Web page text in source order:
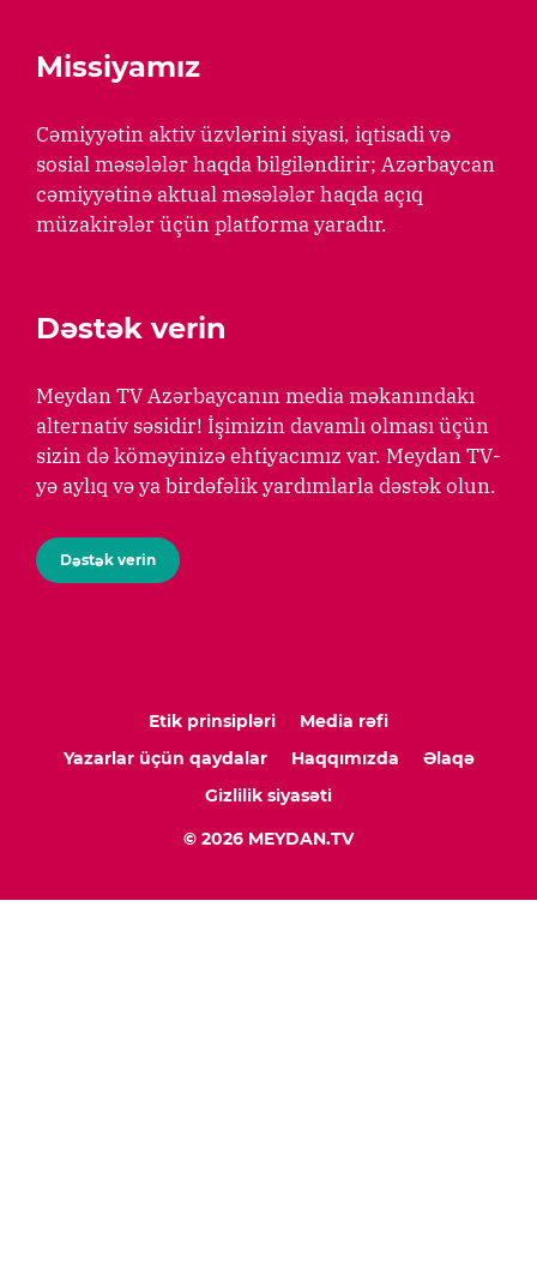
Missiyamız
Cəmiyyətin aktiv üzvlərini siyasi, iqtisadi və
sosial məsələlər haqda bilgiləndirir; Azərbaycan
cəmiyyətinə aktual məsələlər haqda açıq
müzakirələr üçün platforma yaradır.
Dəstək verin
Meydan TV Azərbaycanın media məkanındakı
alternativ səsidir! İşimizin davamlı olması üçün
sizin də köməyinizə ehtiyacımız var. Meydan TV-
yə aylıq və ya birdəfəlik yardımlarla dəstək olun.
Dəstək verin
Etik prinsipləri
Media rəfi
Yazarlar üçün qaydalar
Haqqımızda
Əlaqə
Gizlilik siyasəti
© 2026 MEYDAN.TV